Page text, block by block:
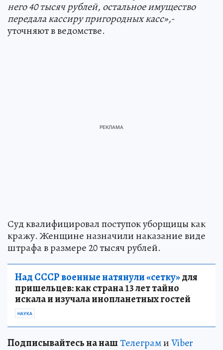
него 40 тысяч рублей, остальное имущество
передала кассиру пригородных касс»,-
уточняют в ведомстве.
Суд квалифицировал поступок уборщицы как
кражу. Женщине назначили наказание виде
штрафа в размере 20 тысяч рублей.
Над СССР военные натянули «сетку»для
пришельцев: как страна 13 лет тайно
искала и изучала инопланетных гостей
НАУКА
Подписывайтесь на нашТелеграмиViber